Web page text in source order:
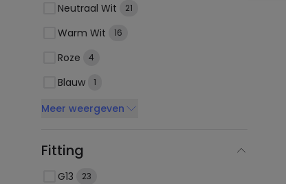
Neutraal Wit 21
Warm Wit 16
Roze 4
Blauw 1
Meer weergeven
Fitting
G13 23